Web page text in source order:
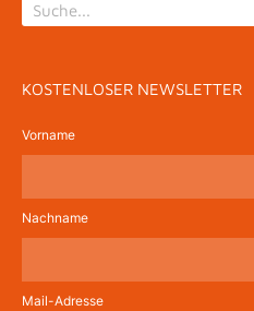
KOSTENLOSER NEWSLETTER
Vorname
Nachname
Mail-Adresse